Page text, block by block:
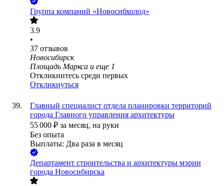
Группа компаний «Новосибхолод»
3.9
•
37 отзывов
Новосибирск
Площадь Маркса и еще 1
Откликнитесь среди первых
Откликнуться
Главный специалист отдела планировки территорий
города Главного управления архитектуры
55 000 ₽ за месяц, на руки
Без опыта
Выплаты: Два раза в месяц
Департамент строительства и архитектуры мэрии
города Новосибирска